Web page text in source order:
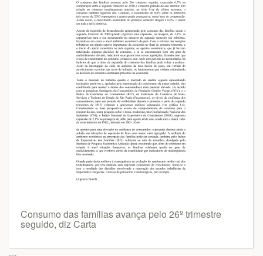
Consumo das famílias avança pelo 26º trimestre
seguido, diz Carta